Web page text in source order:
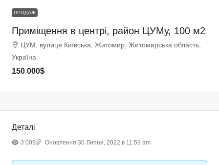
ПРОДАЖ
Приміщення в центрі, район ЦУМу, 100 м2
ЦУМ, вулиця Київська, Житомир, Житомирська область,
Україна
150 000$
Деталі
3 009 Оновлення 30 Липня, 2022 в 11:59 am